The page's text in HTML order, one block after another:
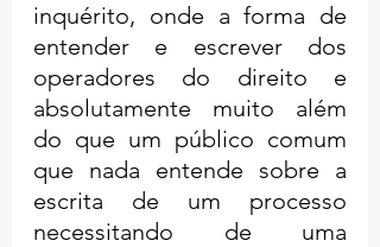
inquérito, onde a forma de
entender e escrever dos
operadores do direito e
absolutamente muito além
do que um público comum
que nada entende sobre a
escrita de um processo
necessitando de uma